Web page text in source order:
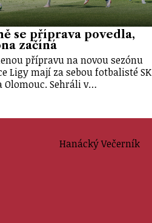
se příprava povedla,
začíná
přípravu na novou sezónu
Ligy mají za sebou fotbalisté SK
Olomouc. Sehráli v…
Hanácký Večerník